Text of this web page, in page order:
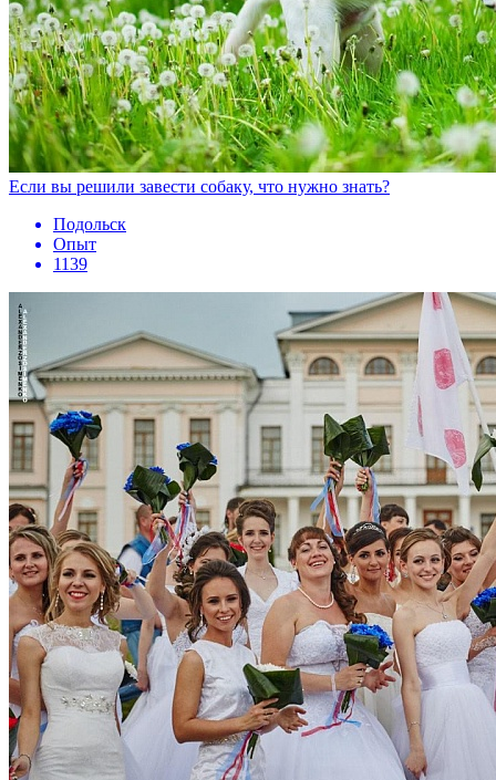
Если вы решили завести собаку, что нужно знать?
Подольск
Опыт
1139